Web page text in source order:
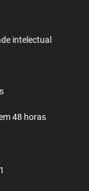
intelectual
48 horas